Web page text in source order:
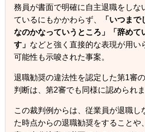
務員が書面で明確に自主退職をしな
ているにもかかわらず、
「いつま
なのかなっていうところ」「辞めて
す」 などと強く直接的な表現が用い
可能性も示唆された事案。
退職勧奨の違法性を認定した第1審
判断は、第2審でも同様に認められま
この裁判例からは、従業員が退職し
た時点からの退職勧奨をすることや